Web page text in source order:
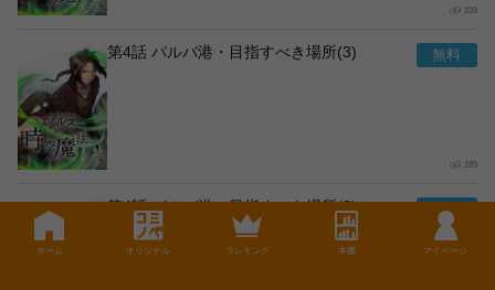
220
第4話 パルバ港・目指すべき場所(3)
189
第4話 パルバ港・目指すべき場所(2)
ホーム オリジナル ランキング 本棚 マイページ